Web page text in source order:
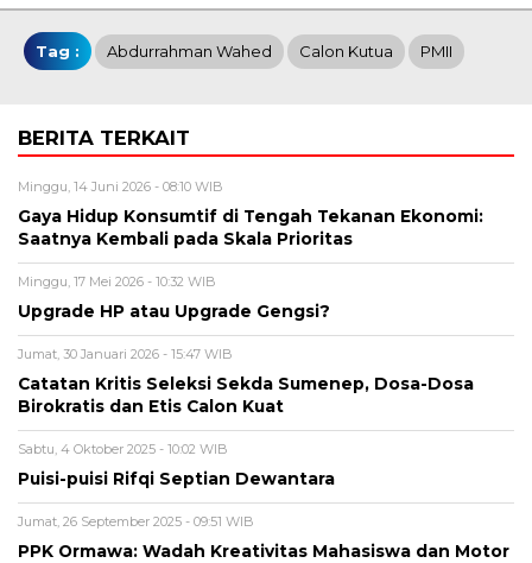
Tag : Abdurrahman Wahed Calon Kutua PMII
BERITA TERKAIT
Minggu, 14 Juni 2026 - 08:10 WIB
Gaya Hidup Konsumtif di Tengah Tekanan Ekonomi:
Saatnya Kembali pada Skala Prioritas
Minggu, 17 Mei 2026 - 10:32 WIB
Upgrade HP atau Upgrade Gengsi?
Jumat, 30 Januari 2026 - 15:47 WIB
Catatan Kritis Seleksi Sekda Sumenep, Dosa-Dosa
Birokratis dan Etis Calon Kuat
Sabtu, 4 Oktober 2025 - 10:02 WIB
Puisi-puisi Rifqi Septian Dewantara
Jumat, 26 September 2025 - 09:51 WIB
PPK Ormawa: Wadah Kreativitas Mahasiswa dan Motor